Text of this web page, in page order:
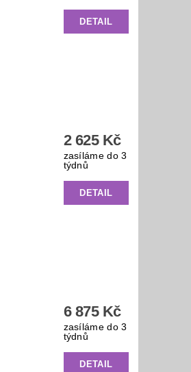
DETAIL
2 625 Kč
zasíláme do 3
týdnů
DETAIL
6 875 Kč
zasíláme do 3
týdnů
DETAIL